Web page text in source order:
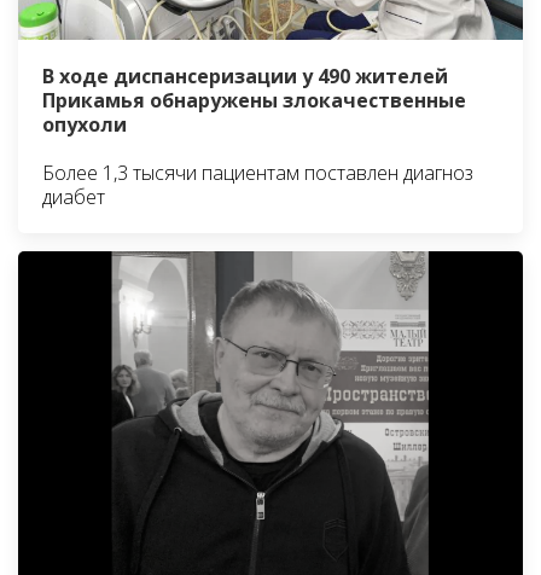
В ходе диспансеризации у 490 жителей
Прикамья обнаружены злокачественные
опухоли
Более 1,3 тысячи пациентам поставлен диагноз
диабет